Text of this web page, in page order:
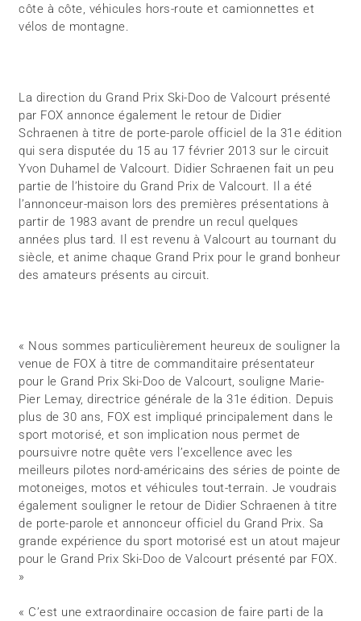
côte à côte, véhicules hors-route et camionnettes et
vélos de montagne.
La direction du Grand Prix Ski-Doo de Valcourt présenté
par FOX annonce également le retour de Didier
Schraenen à titre de porte-parole officiel de la 31e édition
qui sera disputée du 15 au 17 février 2013 sur le circuit
Yvon Duhamel de Valcourt. Didier Schraenen fait un peu
partie de l’histoire du Grand Prix de Valcourt. Il a été
l’annonceur-maison lors des premières présentations à
partir de 1983 avant de prendre un recul quelques
années plus tard. Il est revenu à Valcourt au tournant du
siècle, et anime chaque Grand Prix pour le grand bonheur
des amateurs présents au circuit.
« Nous sommes particulièrement heureux de souligner la
venue de FOX à titre de commanditaire présentateur
pour le Grand Prix Ski-Doo de Valcourt, souligne Marie-
Pier Lemay, directrice générale de la 31e édition. Depuis
plus de 30 ans, FOX est impliqué principalement dans le
sport motorisé, et son implication nous permet de
poursuivre notre quête vers l’excellence avec les
meilleurs pilotes nord-américains des séries de pointe de
motoneiges, motos et véhicules tout-terrain. Je voudrais
également souligner le retour de Didier Schraenen à titre
de porte-parole et annonceur officiel du Grand Prix. Sa
grande expérience du sport motorisé est un atout majeur
pour le Grand Prix Ski-Doo de Valcourt présenté par FOX.
»
« C’est une extraordinaire occasion de faire parti de la